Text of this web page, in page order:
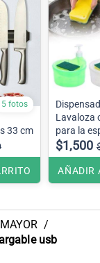
5 fotos
33 cm
Lavaloza
para la
incluye
$1,500
AÑADIR
/
usb